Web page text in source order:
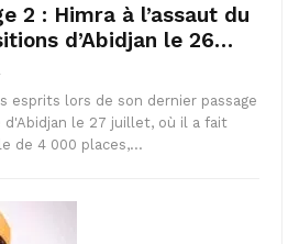
2 : Himra à l’assaut du
d’Abidjan le 26…
esprits lors de son dernier passage
d'Abidjan le 27 juillet, où il a fait
de 4 000 places,…